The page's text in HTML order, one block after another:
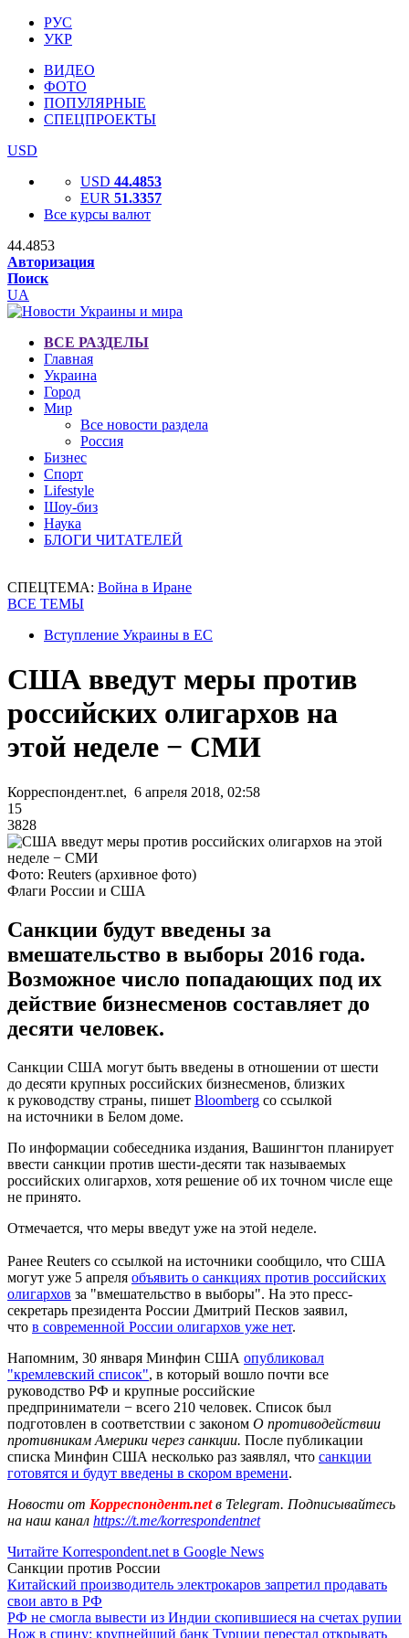
РУС
УКР
ВИДЕО
ФОТО
ПОПУЛЯРНЫЕ
СПЕЦПРОЕКТЫ
USD
USD 44.4853
EUR 51.3357
Все курсы валют
44.4853
Авторизация
Поиск
UA
ВСЕ РАЗДЕЛЫ
Главная
Украина
Город
Мир
Все новости раздела
Россия
Бизнес
Спорт
Lifestyle
Шоу-биз
Наука
БЛОГИ ЧИТАТЕЛЕЙ
СПЕЦТЕМА: Война в Иране
ВСЕ ТЕМЫ
Вступление Украины в ЕС
США введут меры против
российских олигархов на
этой неделе − СМИ
Корреспондент.net, 6 апреля 2018, 02:58
15
3828
Фото: Reuters (архивное фото)
Флаги России и США
Санкции будут введены за
вмешательство в выборы 2016 года.
Возможное число попадающих под их
действие бизнесменов составляет до
десяти человек.
Санкции США могут быть введены в отношении от шести
до десяти крупных российских бизнесменов, близких
к руководству страны, пишет Вloomberg со ссылкой
на источники в Белом доме.
По информации собеседника издания, Вашингтон планирует
ввести санкции против шести-десяти так называемых
российских олигархов, хотя решение об их точном числе еще
не принято.
Отмечается, что меры введут уже на этой неделе.
Ранее Reuters со ссылкой на источники сообщило, что США
могут уже 5 апреля объявить о санкциях против российских
олигархов за "вмешательство в выборы". На это пресс-
секретарь президента России Дмитрий Песков заявил,
что в современной России олигархов уже нет.
Напомним, 30 января Минфин США опубликовал
"кремлевский список", в который вошло почти все
руководство РФ и крупные российские
предприниматели − всего 210 человек. Список был
подготовлен в соответствии с законом О противодействии
противникам Америки через санкции. После публикации
списка Минфин США несколько раз заявлял, что санкции
готовятся и будут введены в скором времени.
Новости от Корреспондент.netв Telegram. Подписывайтесь
на наш канал https://t.me/korrespondentnet
Читайте Korrespondent.net в Google News
Санкции против России
Китайский производитель электрокаров запретил продавать
свои авто в РФ
РФ не смогла вывести из Индии скопившиеся на счетах рупии
Нож в спину: крупнейший банк Турции перестал открывать